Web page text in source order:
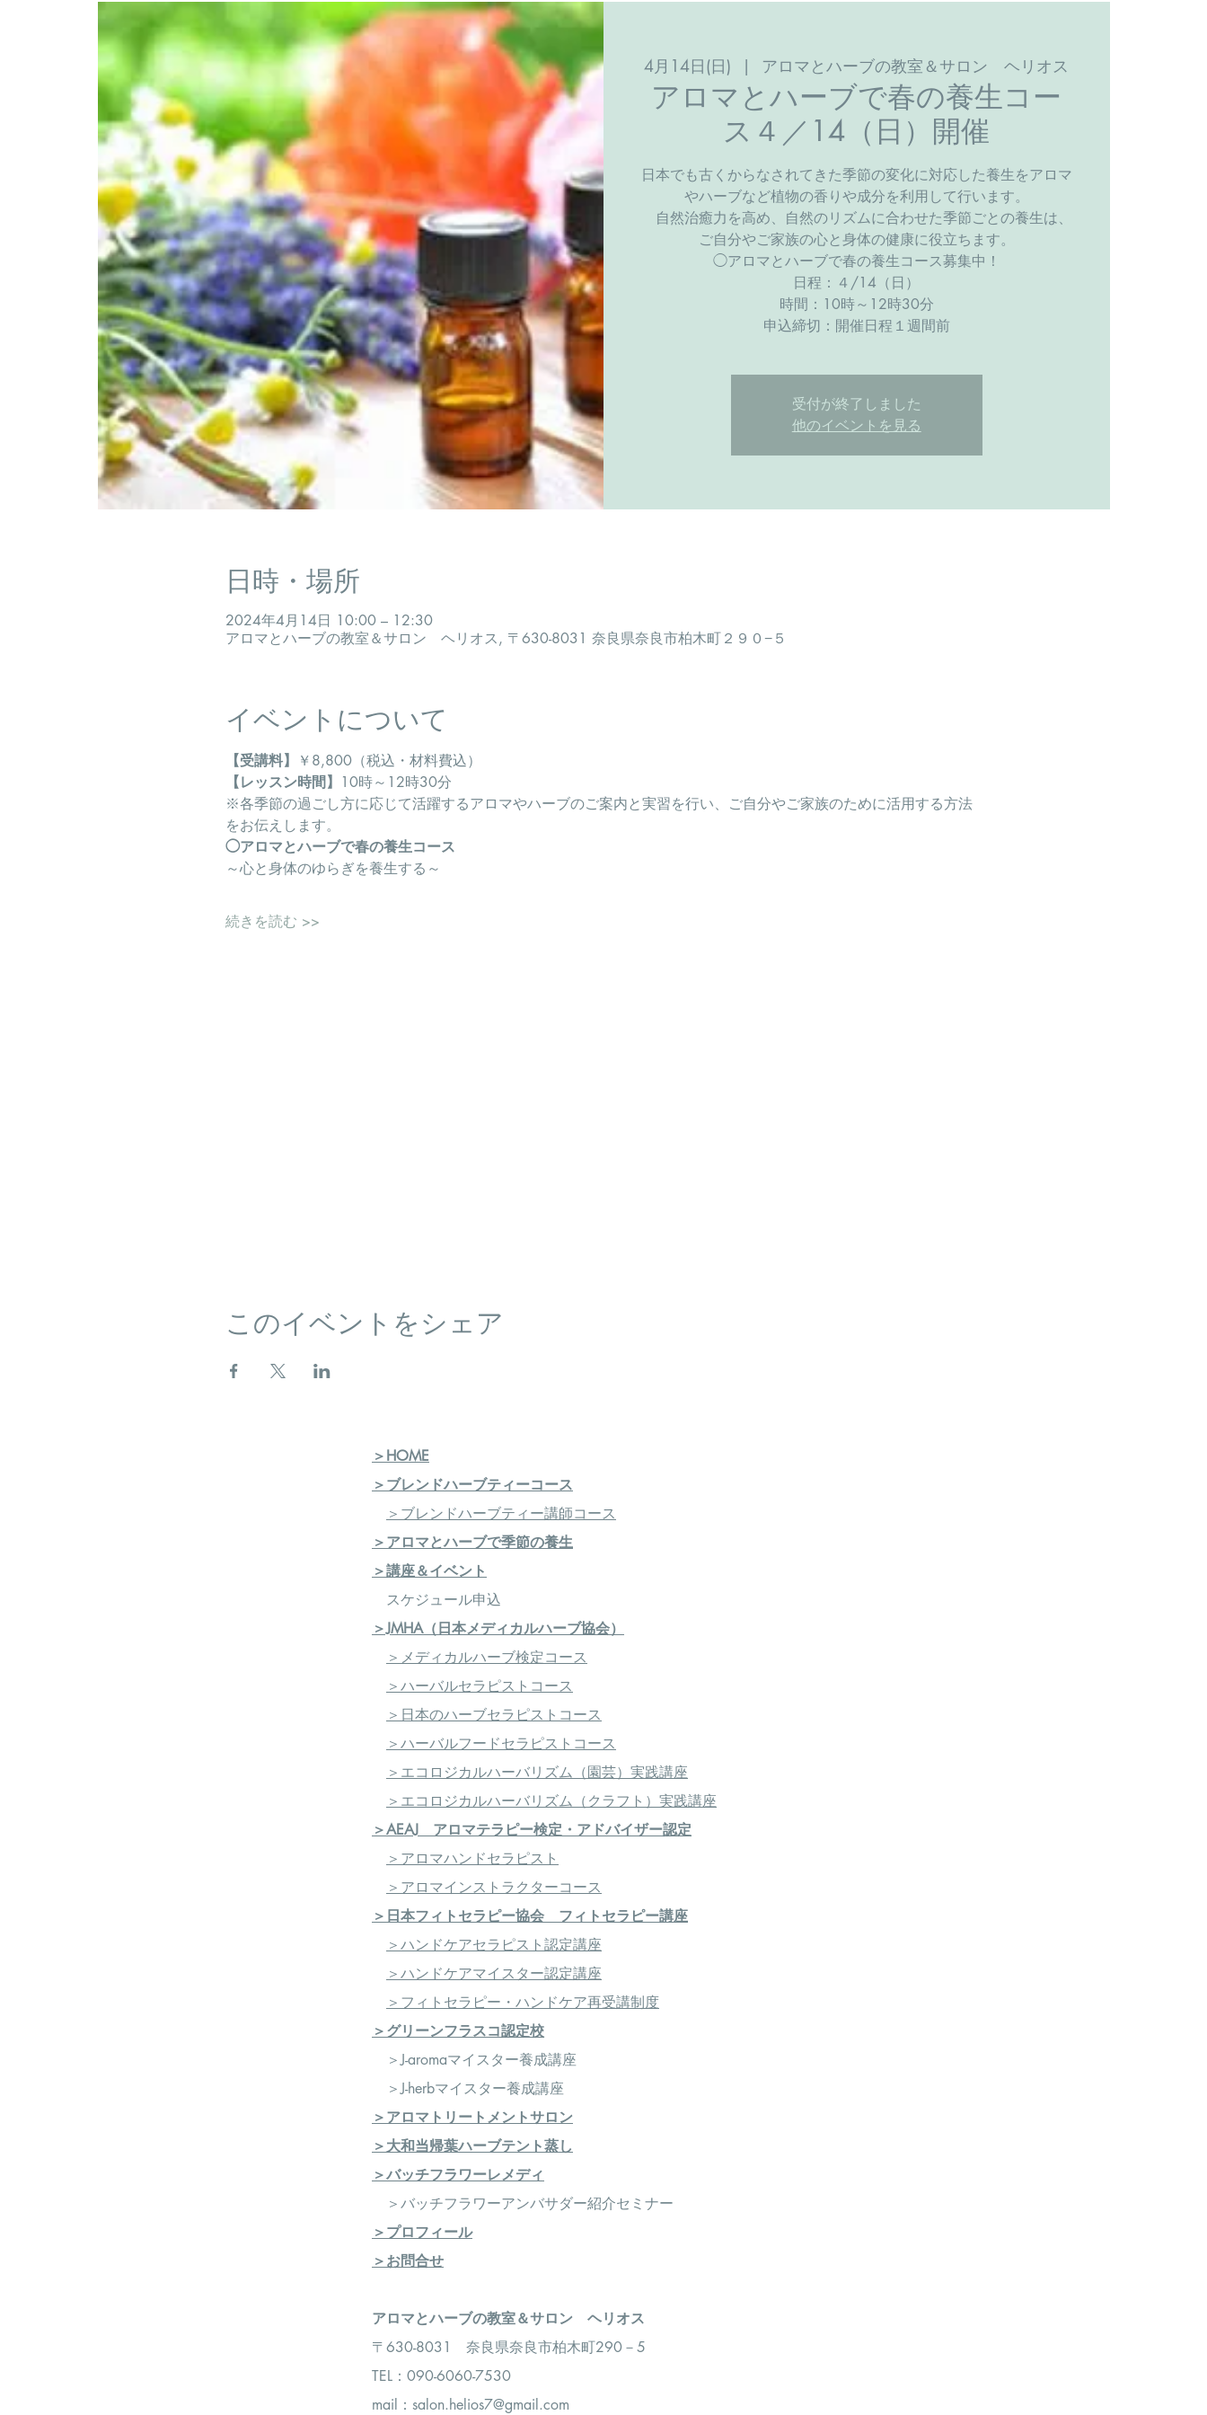
4月14日(日)
  |
アロマとハーブの教室＆サロン ヘリオス
アロマとハーブで春の養生コー
ス４／14（日）開催
日本でも古くからなされてきた季節の変化に対応した養生をアロマ
やハーブなど植物の香りや成分を利用して行います。
自然治癒力を高め、自然のリズムに合わせた季節ごとの養生は、
ご自分やご家族の心と身体の健康に役立ちます。
◯アロマとハーブで春の養生コース募集中​！
日程：４/14（日）
時間：10時～12時30分
​申込締切：開催日程１週間前
受付が終了しました
他のイベントを見る
日時・場所
2024年4月14日 10:00 – 12:30
アロマとハーブの教室＆サロン ヘリオス, 〒630-8031 奈良県奈良市柏木町２９０−５
イベントについて
【受講料】
￥8,800（税込・材料費込）
【レッスン時間】
10時～12時30分
​※各季節の過ごし方に応じて活躍するアロマやハーブのご案内と実習を行い、ご自分やご家族のために活用する方法
をお伝えします。
◯アロマとハーブで春の養生コース
～心と身体のゆらぎを養生する～
続きを読む >>
このイベントをシェア
＞HOME
＞ブレンドハーブティーコース
＞ブレンドハーブティー講師コース
＞アロマとハーブで季節の養生
＞講座＆イベント
スケジュール申込
＞JMHA（日本メディカルハーブ協会）
＞メディカルハーブ検定コース
＞ハーバルセラピストコース
＞日本のハーブセラピストコース
＞ハーバルフードセラピストコース
＞エコロジカルハーバリズム（園芸）実践講座
＞エコロジカルハーバリズム（クラフト）実践講座
＞AEAJ アロマテラピー検定・アドバイザー認定
＞アロマハンドセラピスト
＞アロマインストラクターコース
＞日本フィトセラピー協会 フィトセラピー講座
＞ハンドケアセラピスト認定講座
＞ハンドケアマイスター認定講座
＞フィトセラピー・ハンドケア再受講制度
＞グリーンフラスコ認定校
＞J-aromaマイスター養成講座
＞J-herbマイスター養成講座
＞アロマトリートメントサロン
＞大和当帰葉ハーブテント蒸し
＞バッチフラワーレメディ
​ ＞バッチフラワーアンバサダー紹介セミナー
＞プロフィール
＞お問合せ
​​アロマとハーブの教室＆サロン ヘリオス
〒630-8031 奈良県奈良市柏木町290－5
TEL：090-6060-7530
mail： salon.helios7@gmail.com